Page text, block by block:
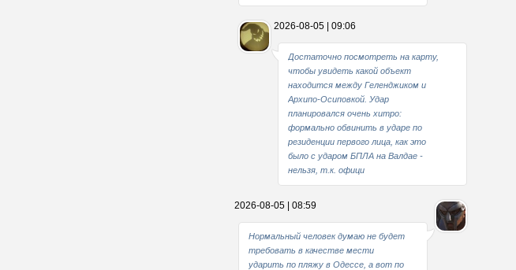
2026-08-05 | 09:06
Достаточно посмотреть на карту,
чтобы увидеть какой объект
находится между Геленджиком и
Архипо-Осиповкой. Удар
планировался очень хитро:
формально обвинить в ударе по
резиденции первого лица, как это
было с ударом БПЛА на Валдае -
нельзя, т.к. офици
2026-08-05 | 08:59
Нормальный человек думаю не будет
требовать в качестве мести
ударить по пляжу в Одессе, а вот по